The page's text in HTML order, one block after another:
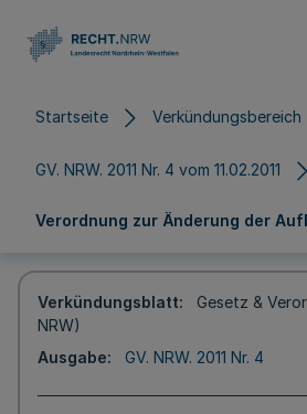
Startseite Verkündungsbereich
GV. NRW. 2011 Nr. 4 vom 11.02.2011
Verordnung zur Änderung der
Verkündungsblatt
Gesetz &
NRW)
Ausgabe
GV. NRW. 2011 Nr. 4